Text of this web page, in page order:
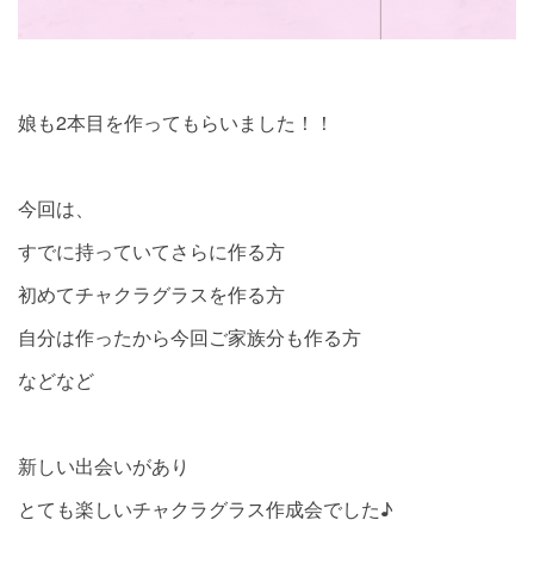
娘も2本目を作ってもらいました！！
今回は、
すでに持っていてさらに作る方
初めてチャクラグラスを作る方
自分は作ったから今回ご家族分も作る方
などなど
新しい出会いがあり
とても楽しいチャクラグラス作成会でした♪